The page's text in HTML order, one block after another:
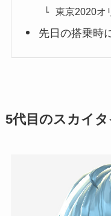
東京2020オ
先日の搭乗時
5代目のスカイタ